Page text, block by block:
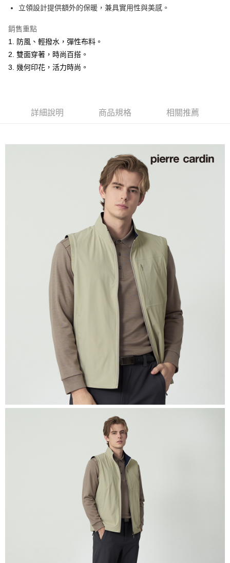
Google Pay
ATM付款
全家取貨付款
每筆NT$60，滿NT$1,200(含以上)免運費
每筆NT$60，滿NT$1,200(含以上)免運費
每筆NT$60，滿NT$1,200(含以上)免運費
每筆NT$60，滿NT$1,200(含以上)免運費
每筆NT$60，滿NT$1,200(含以上)免運費
每筆NT$80，滿NT$1,200(含以上)免運費
每筆NT$80，滿NT$1,200(含以上)免運費
立領設計提供額外的保暖，兼具實用性與美感。
銷售重點
1. 防風、輕撥水，彈性布料。
2. 雙面穿著，時尚百搭。
3. 幾何印花，活力時尚。
詳細說明 商品規格 相關推薦